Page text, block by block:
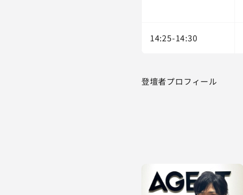
14:25-14:30
登壇者プロフィール